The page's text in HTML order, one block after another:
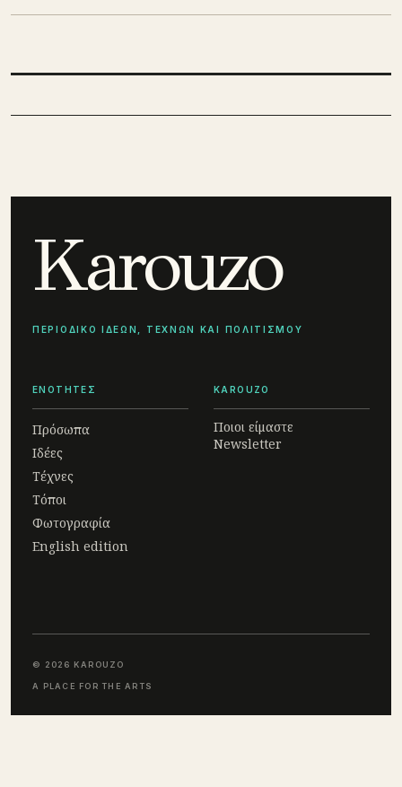
Karouzo
ΠΕΡΙΟΔΙΚΟ ΙΔΕΩΝ, ΤΕΧΝΩΝ ΚΑΙ ΠΟΛΙΤΙΣΜΟΥ
ΕΝΟΤΗΤΕΣ
Πρόσωπα
Ιδέες
Τέχνες
Τόποι
Φωτογραφία
English edition
KAROUZO
Ποιοι είμαστε
Newsletter
© 2026 KAROUZO
A PLACE FOR THE ARTS